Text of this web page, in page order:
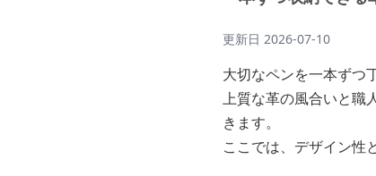
更新日 2026-07-10
大切なペンを一本ずつ
上質な革の風合いと職
きます。
ここでは、デザイン性